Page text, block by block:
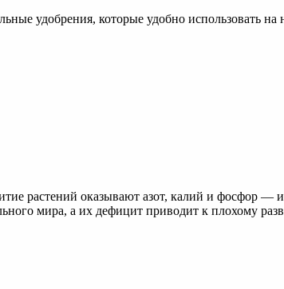
удобрения, которые удобно использовать на
растений оказывают азот, калий и фосфор —
мира, а их дефицит приводит к плохому